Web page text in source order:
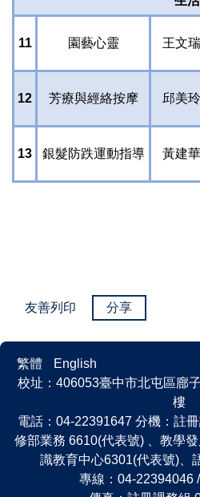
11 園藝心靈 王文瑞
12 芳療與經絡按摩 邱美玲
13 銀髮防跌運動指導 黃建華
友善列印 分享
繁體
English
校址：406053臺中市北屯區廍
樓
電話：04-22391647 分機：註
修部業務 6610(代表號) 、教學
識教育中心6301(代表號)、
專線：04-22394046